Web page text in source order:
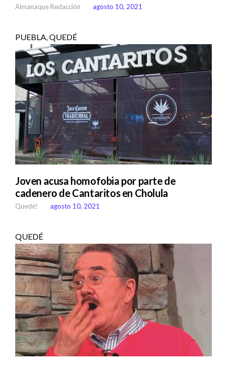
Almanaque Redacción agosto 10, 2021
PUEBLA QUEDÉ
Joven acusa homofobia por parte de
cadenero de Cantaritos en Cholula
Quedé! agosto 10, 2021
QUEDÉ